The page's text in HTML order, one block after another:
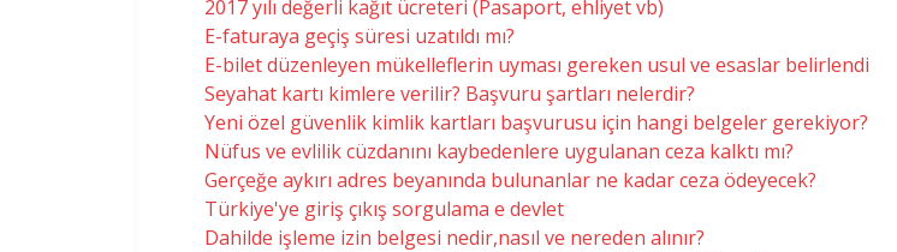
2017 yılı değerli kağıt ücreteri (Pasaport, ehliyet vb)
E-faturaya geçiş süresi uzatıldı mı?
E-bilet düzenleyen mükelleflerin uyması gereken usul ve esaslar belirlendi
Seyahat kartı kimlere verilir? Başvuru şartları nelerdir?
Yeni özel güvenlik kimlik kartları başvurusu için hangi belgeler gerekiyor?
Nüfus ve evlilik cüzdanını kaybedenlere uygulanan ceza kalktı mı?
Gerçeğe aykırı adres beyanında bulunanlar ne kadar ceza ödeyecek?
Türkiye'ye giriş çıkış sorgulama e devlet
Dahilde işleme izin belgesi nedir,nasıl ve nereden alınır?